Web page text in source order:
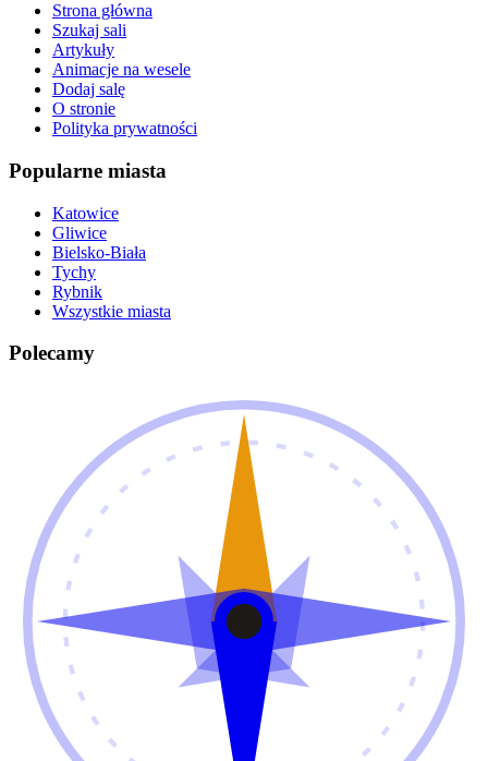
Strona główna
Szukaj sali
Artykuły
Animacje na wesele
Dodaj salę
O stronie
Polityka prywatności
Popularne miasta
Katowice
Gliwice
Bielsko-Biała
Tychy
Rybnik
Wszystkie miasta
Polecamy